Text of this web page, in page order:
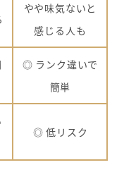
やや味気ないと
感じる人も
◎ ランク違いで
簡単
◎ 低リスク